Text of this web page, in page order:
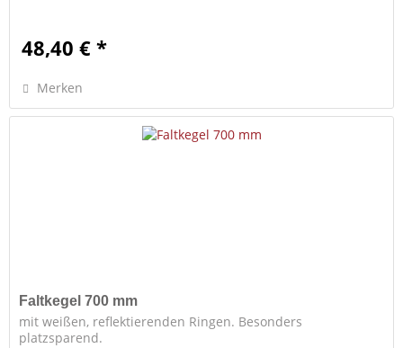
48,40 € *
Merken
Faltkegel 700 mm
mit weißen, reflektierenden Ringen. Besonders
platzsparend.